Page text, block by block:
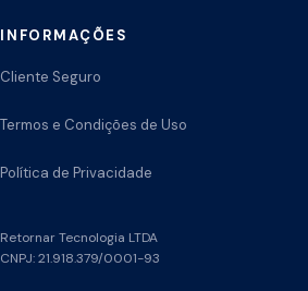
INFORMAÇÕES
Cliente Seguro
Termos e Condições de Uso
Política de Privacidade
Retornar Tecnologia LTDA
CNPJ: 21.918.379/0001-93